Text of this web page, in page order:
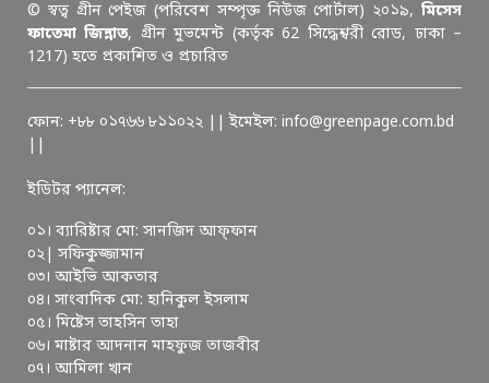
© স্বত্ব গ্রীন পেইজ (পরিবেশ সম্পৃক্ত নিউজ পোর্টাল) ২০১৯, মিসেস
ফাতেমা জিন্নাত, গ্রীন মুভমেন্ট (কর্তৃক 62 সিদ্ধেশ্বরী রোড, ঢাকা –
1217) হতে প্রকাশিত ও প্রচারিত
ফোন: +৮৮ ০১৭৬৬ ৮১১০২২ || ইমেইল: info@greenpage.com.bd
ইডিটর প্যানেল:
০১। ব্যারিষ্টার মো: সানজিদ আফ্ফান
০২| সফিকুজ্জামান
০৩। আইভি আকতার
০৪। সাংবাদিক মো: হানিকুল ইসলাম
০৫। মিষ্টেস তাহসিন তাহা
০৬। মাষ্টার আদনান মাহফুজ তাজবীর
০৭। আমিলা খান